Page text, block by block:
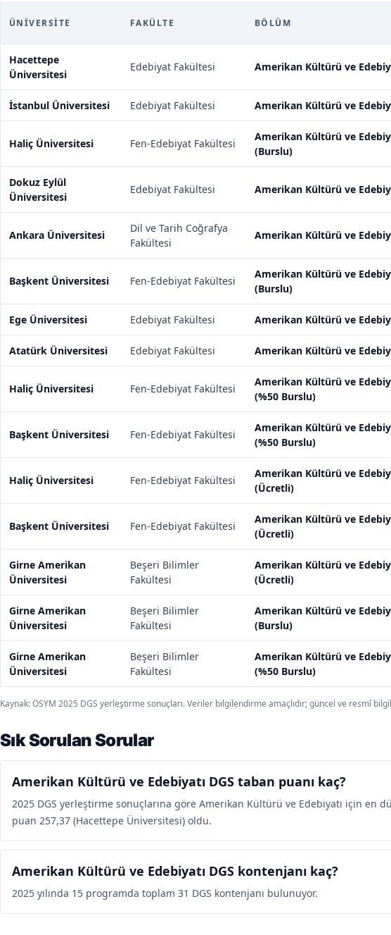
ÜNIVERSITE FAKÜLTE BÖLÜM
Hacettepe
Üniversitesi
Edebiyat Fakültesi Amerikan Kültürü ve
İstanbul Üniversitesi Edebiyat Fakültesi Amerikan Kültürü ve
Haliç Üniversitesi Fen-Edebiyat Fakültesi
Amerikan Kültürü ve
(Burslu)
Dokuz Eylül
Üniversitesi
Edebiyat Fakültesi Amerikan Kültürü ve
Ankara Üniversitesi
Dil ve Tarih Coğrafya
Fakültesi
Amerikan Kültürü ve
Başkent Üniversitesi Fen-Edebiyat Fakültesi
Amerikan Kültürü ve
(Burslu)
Ege Üniversitesi Edebiyat Fakültesi Amerikan Kültürü ve
Atatürk Üniversitesi Edebiyat Fakültesi Amerikan Kültürü ve
Haliç Üniversitesi Fen-Edebiyat Fakültesi
Amerikan Kültürü ve
(%50 Burslu)
Başkent Üniversitesi Fen-Edebiyat Fakültesi
Amerikan Kültürü ve
(%50 Burslu)
Haliç Üniversitesi Fen-Edebiyat Fakültesi
Amerikan Kültürü ve
(Ücretli)
Başkent Üniversitesi Fen-Edebiyat Fakültesi
Amerikan Kültürü ve
(Ücretli)
Girne Amerikan
Üniversitesi
Beşeri Bilimler
Fakültesi
Amerikan Kültürü ve
(Ücretli)
Girne Amerikan
Üniversitesi
Beşeri Bilimler
Fakültesi
Amerikan Kültürü ve
(Burslu)
Girne Amerikan
Üniversitesi
Beşeri Bilimler
Fakültesi
Amerikan Kültürü ve
(%50 Burslu)
Kaynak: ÖSYM 2025 DGS yerleştirme sonuçları. Veriler bilgilendirme amaçlıdır; güncel ve resmî
Sık Sorulan Sorular
Amerikan Kültürü ve Edebiyatı DGS taban puanı kaç?
2025 DGS yerleştirme sonuçlarına göre Amerikan Kültürü ve Edebiyatı için en
puan 257,37 (Hacettepe Üniversitesi) oldu.
Amerikan Kültürü ve Edebiyatı DGS kontenjanı kaç?
2025 yılında 15 programda toplam 31 DGS kontenjanı bulunuyor.